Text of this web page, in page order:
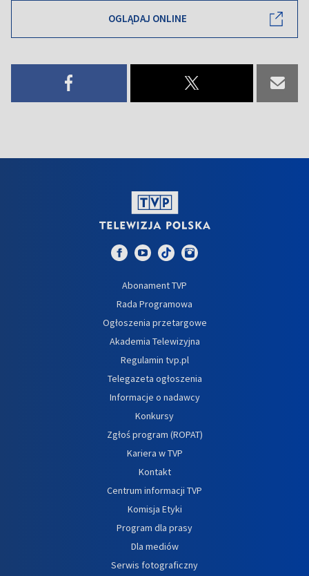
OGLĄDAJ ONLINE
Abonament TVP
Rada Programowa
Ogłoszenia przetargowe
Akademia Telewizyjna
Regulamin tvp.pl
Telegazeta ogłoszenia
Informacje o nadawcy
Konkursy
Zgłoś program (ROPAT)
Kariera w TVP
Kontakt
Centrum informacji TVP
Komisja Etyki
Program dla prasy
Dla mediów
Serwis fotograficzny